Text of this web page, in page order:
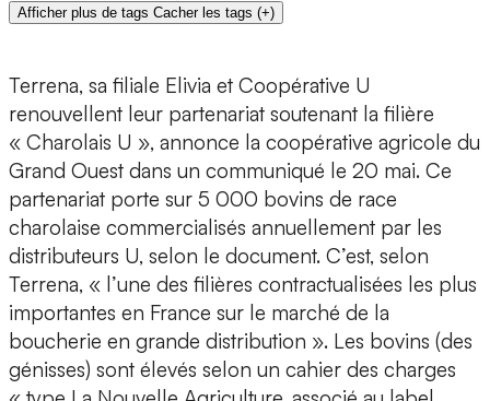
Afficher plus de tags Cacher les tags (+)
Terrena, sa filiale Elivia et Coopérative U
renouvellent leur partenariat soutenant la filière
« Charolais U », annonce la coopérative agricole du
Grand Ouest dans un communiqué le 20 mai. Ce
partenariat porte sur 5 000 bovins de race
charolaise commercialisés annuellement par les
distributeurs U, selon le document. C’est, selon
Terrena, « l’une des filières contractualisées les plus
importantes en France sur le marché de la
boucherie en grande distribution ». Les bovins (des
génisses) sont élevés selon un cahier des charges